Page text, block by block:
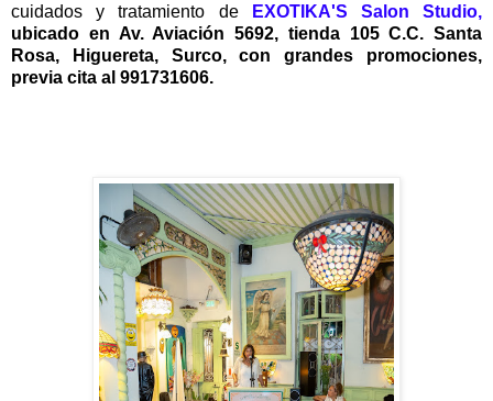
cuidados y tratamiento de
EXOTIKA'S Salon Studio,
ubicado en Av. Aviación 5692, tienda 105 C.C. Santa
Rosa, Higuereta, Surco, con grandes promociones,
previa cita al 991731606.